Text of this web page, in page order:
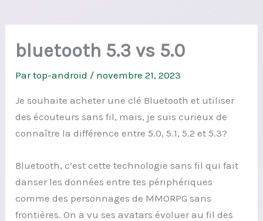
bluetooth 5.3 vs 5.0
Partop-android / novembre 21, 2023
Je souhaite acheter une clé Bluetooth et utiliser
des écouteurs sans fil, mais, je suis curieux de
connaître la différence entre 5.0, 5.1, 5.2 et 5.3?
Bluetooth, c’est cette technologie sans fil qui fait
danser les données entre tes périphériques
comme des personnages de MMORPG sans
frontières. On a vu ses avatars évoluer au fil des